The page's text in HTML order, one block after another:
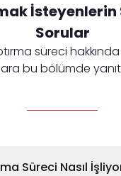
İsteyenlerin
Sorular
süreci hakkında
bu bölümde
Süreci Nasıl